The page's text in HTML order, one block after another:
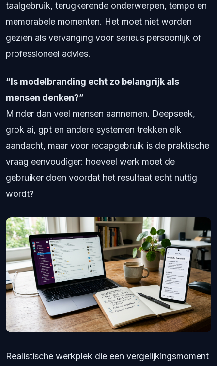
taalgebruik, terugkerende onderwerpen, tempo en
memorabele momenten. Het moet niet worden
gezien als vervanging voor serieus persoonlijk of
professioneel advies.
“Is modelbranding echt zo belangrijk als
mensen denken?”
Minder dan veel mensen aannemen. Deepseek,
grok ai, gpt en andere systemen trekken elk
aandacht, maar voor recapgebruik is de praktische
vraag eenvoudiger: hoeveel werk moet de
gebruiker doen voordat het resultaat echt nuttig
wordt?
Realistische werkplek die een vergelijkingsmoment